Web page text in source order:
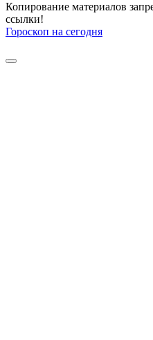
Копирование материалов
ссылки!
Гороскоп на сегодня